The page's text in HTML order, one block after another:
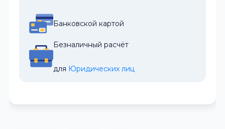
Банковской картой
Безналичный расчёт
для Юридических лиц